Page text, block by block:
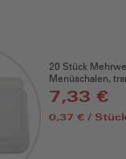
20 Stück
Menüschalen,
7,33 €
0,37 € /